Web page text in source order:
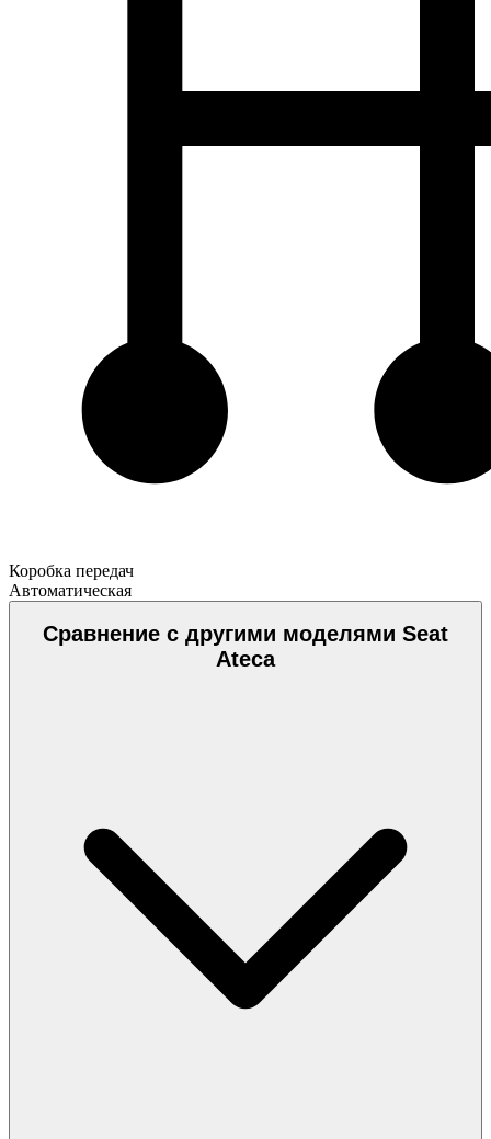
Коробка передач
Автоматическая
Сравнение с другими моделями Seat
Ateca